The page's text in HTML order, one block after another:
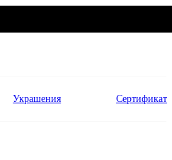
Украшения Сертификат